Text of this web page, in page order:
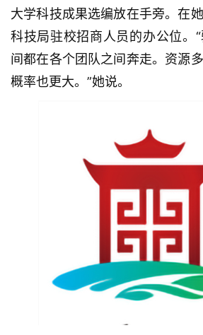
大学科技成果选编放在手旁。在
科技局驻校招商人员的办公位。
间都在各个团队之间奔走。资源
概率也更大。”她说。